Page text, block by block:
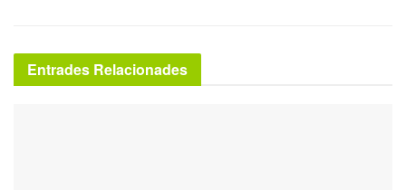
Entrades Relacionades